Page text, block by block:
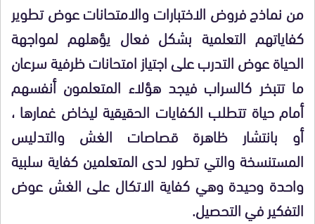
من نماذج فروض الاختبارات والامتحانات عوض تطوير
كفاياتهم التعلمية بشكل فعال يؤهلهم لمواجهة
الحياة عوض التدرب على اجتياز امتحانات ظرفية سرعان
ما تتبخر كالسراب فيجد هؤلاء المتعلمون أنفسهم
أمام حياة تتطلب الكفايات الحقيقية ليخاض غمارها ،
أو بانتشار ظاهرة قصاصات الغش والتدليس
المستنسخة والتي تطور لدى المتعلمين كفاية سلبية
واحدة وحيدة وهي كفاية الاتكال على الغش عوض
التفكير في التحصيل.